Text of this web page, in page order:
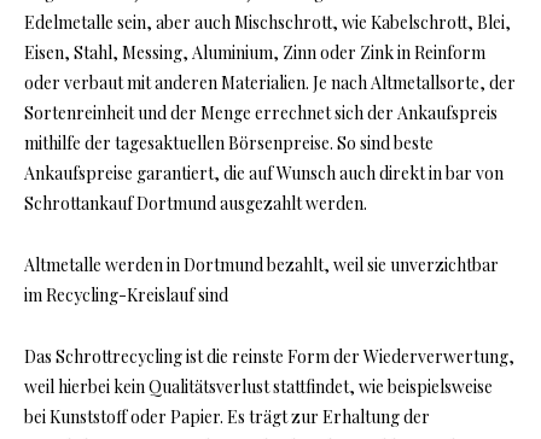
Edelmetalle sein, aber auch Mischschrott, wie Kabelschrott, Blei,
Eisen, Stahl, Messing, Aluminium, Zinn oder Zink in Reinform
oder verbaut mit anderen Materialien. Je nach Altmetallsorte, der
Sortenreinheit und der Menge errechnet sich der Ankaufspreis
mithilfe der tagesaktuellen Börsenpreise. So sind beste
Ankaufspreise garantiert, die auf Wunsch auch direkt in bar von
Schrottankauf Dortmund ausgezahlt werden.
Altmetalle werden in Dortmund bezahlt, weil sie unverzichtbar
im Recycling-Kreislauf sind
Das Schrottrecycling ist die reinste Form der Wiederverwertung,
weil hierbei kein Qualitätsverlust stattfindet, wie beispielsweise
bei Kunststoff oder Papier. Es trägt zur Erhaltung der